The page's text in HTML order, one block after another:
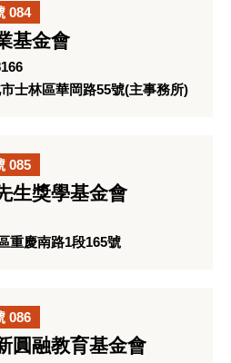
084
基金會
士林區華岡路55號(主事務所)
085
生獎學基金會
重慶南路1段165號
086
圓融教育基金會